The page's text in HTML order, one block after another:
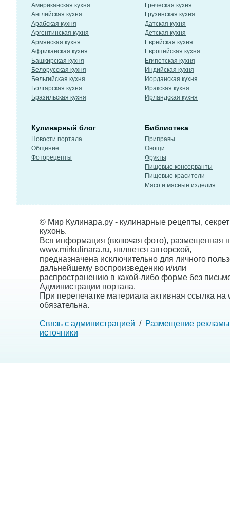
Американская кухня
Английская кухня
Арабская кухня
Аргентинская кухня
Армянская кухня
Африканская кухня
Башкирская кухня
Белорусская кухня
Бельгийская кухня
Болгарская кухня
Бразильская кухня
Греческая кухня
Грузинская кухня
Датская кухня
Детская кухня
Еврейская кухня
Европейская кухня
Египетская кухня
Индийская кухня
Иорданская кухня
Иракская кухня
Ирландская кухня
Кулинарный блог
Новости портала
Общение
Фоторецепты
Библиотека
Приправы
Овощи
Фрукты
Пищевые консерванты
Пищевые красители
Мясо и мясные изделия
© Мир Кулинара.ру - кулинарные рецепты,
кухонь.
Вся информация (включая фото), размещенная
www.mirkulinara.ru, является авторской,
предназначена исключительно для личного
дальнейшему воспроизведению и/или
распространению в какой-либо форме без
Администрации портала.
При перепечатке материала активная ссылка на
обязательна.
Связь с администрацией / Размещение рекламы
источники